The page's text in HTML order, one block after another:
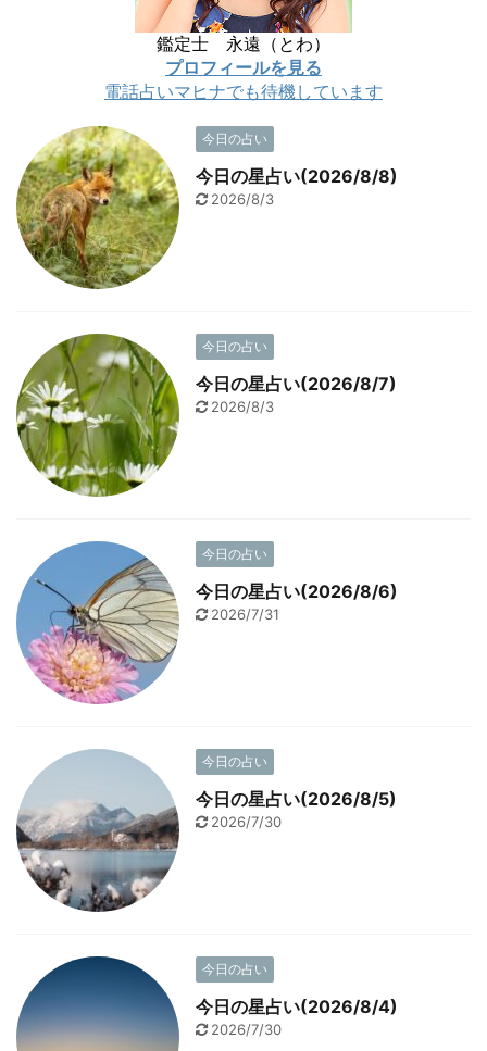
鑑定士 永遠（とわ）
プロフィールを見る
電話占いマヒナでも待機しています
今日の占い
今日の星占い(2026/8/8)
2026/8/3
今日の占い
今日の星占い(2026/8/7)
2026/8/3
今日の占い
今日の星占い(2026/8/6)
2026/7/31
今日の占い
今日の星占い(2026/8/5)
2026/7/30
今日の占い
今日の星占い(2026/8/4)
2026/7/30